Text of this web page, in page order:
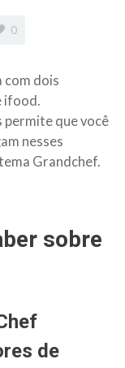
0
com dois
ifood.
permite que você
nesses
Grandchef.
sobre
de